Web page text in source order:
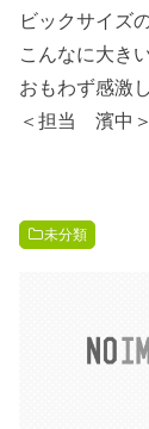
ビックサイズ
こんなに大き
おもわず感激
＜担当 濱中＞
未分類